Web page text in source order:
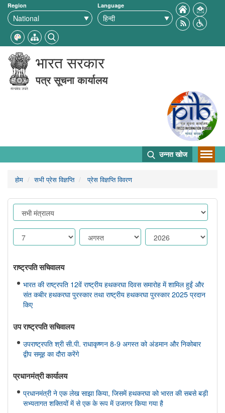
Region Language
भारत सरकार
पत्र सूचना कार्यालय
उन्नत खोज
होम सभी प्रेस विज्ञप्ति प्रेस विज्ञप्ति विवरण
राष्ट्रपति सचिवालय
भारत की राष्ट्रपति 12वें राष्ट्रीय हथकरघा दिवस समारोह में शामिल हुईं और
संत कबीर हथकरघा पुरस्कार तथा राष्ट्रीय हथकरघा पुरस्कार 2025 प्रदान
किए
उप राष्ट्रपति सचिवालय
उपराष्ट्रपति श्री सी.पी. राधाकृष्णन 8-9 अगस्त को अंडमान और निकोबार
द्वीप समूह का दौरा करेंगे
प्रधानमंत्री कार्यालय
प्रधानमंत्री ने एक लेख साझा किया, जिसमें हथकरघा को भारत की सबसे बड़ी
सभ्यतागत शक्तियों में से एक के रूप में उजागर किया गया है